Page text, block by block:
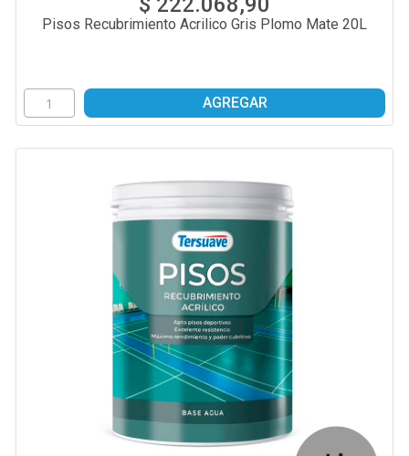
Pisos Recubrimiento Acrilico Gris Plomo Mate 20L
AGREGAR